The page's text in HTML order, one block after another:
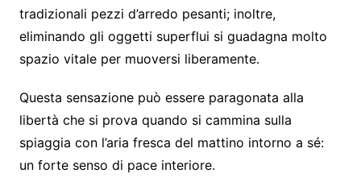
tradizionali pezzi d’arredo pesanti; inoltre,
eliminando gli oggetti superflui si guadagna molto
spazio vitale per muoversi liberamente.
Questa sensazione può essere paragonata alla
libertà che si prova quando si cammina sulla
spiaggia con l’aria fresca del mattino intorno a sé:
un forte senso di pace interiore.